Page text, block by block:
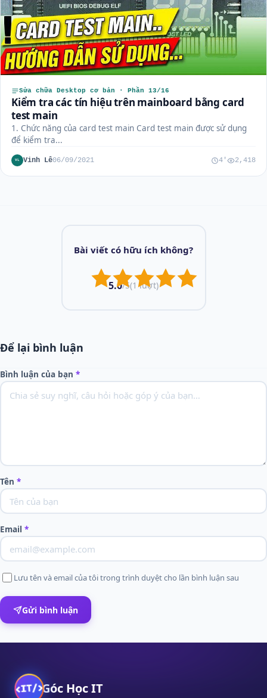
Sửa chữa Desktop cơ bản · Phần 13/16
Kiểm tra các tín hiệu trên mainboard bằng card
test main
1. Chức năng của card test main Card test main được sử dụng
để kiểm tra...
VL Vinh Lê06/09/2021 4' 2,418
Bài viết có hữu ích không?
5.0/5(1 lượt)
Để lại bình luận
Bình luận của bạn *
Tên *
Email *
Lưu tên và email của tôi trong trình duyệt cho lần bình luận sau
Gửi bình luận
Góc Học IT